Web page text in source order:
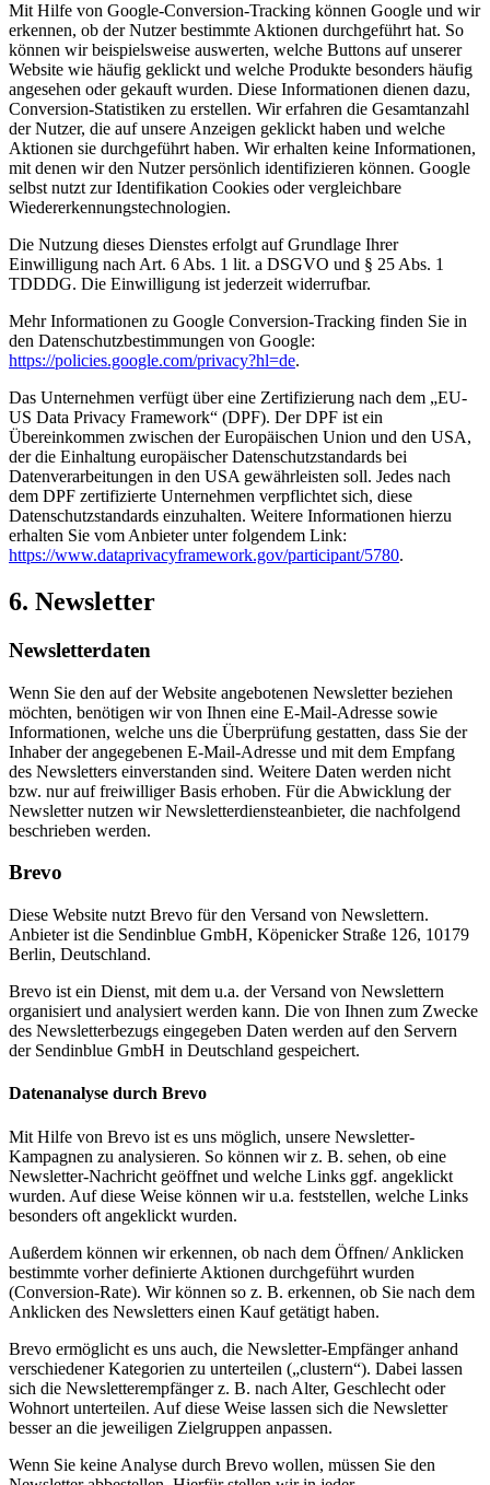
Mit Hilfe von Google-Conversion-Tracking können Google und wir
erkennen, ob der Nutzer bestimmte Aktionen durchgeführt hat. So
können wir beispielsweise auswerten, welche Buttons auf unserer
Website wie häufig geklickt und welche Produkte besonders häufig
angesehen oder gekauft wurden. Diese Informationen dienen dazu,
Conversion-Statistiken zu erstellen. Wir erfahren die Gesamtanzahl
der Nutzer, die auf unsere Anzeigen geklickt haben und welche
Aktionen sie durchgeführt haben. Wir erhalten keine Informationen,
mit denen wir den Nutzer persönlich identifizieren können. Google
selbst nutzt zur Identifikation Cookies oder vergleichbare
Wiedererkennungstechnologien.
Die Nutzung dieses Dienstes erfolgt auf Grundlage Ihrer
Einwilligung nach Art. 6 Abs. 1 lit. a DSGVO und § 25 Abs. 1
TDDDG. Die Einwilligung ist jederzeit widerrufbar.
Mehr Informationen zu Google Conversion-Tracking finden Sie in
den Datenschutzbestimmungen von Google:
https://policies.google.com/privacy?hl=de.
Das Unternehmen verfügt über eine Zertifizierung nach dem „EU-
US Data Privacy Framework“ (DPF). Der DPF ist ein
Übereinkommen zwischen der Europäischen Union und den USA,
der die Einhaltung europäischer Datenschutzstandards bei
Datenverarbeitungen in den USA gewährleisten soll. Jedes nach
dem DPF zertifizierte Unternehmen verpflichtet sich, diese
Datenschutzstandards einzuhalten. Weitere Informationen hierzu
erhalten Sie vom Anbieter unter folgendem Link:
https://www.dataprivacyframework.gov/participant/5780.
6. Newsletter
Newsletter­daten
Wenn Sie den auf der Website angebotenen Newsletter beziehen
möchten, benötigen wir von Ihnen eine E-Mail-Adresse sowie
Informationen, welche uns die Überprüfung gestatten, dass Sie der
Inhaber der angegebenen E-Mail-Adresse und mit dem Empfang
des Newsletters einverstanden sind. Weitere Daten werden nicht
bzw. nur auf freiwilliger Basis erhoben. Für die Abwicklung der
Newsletter nutzen wir Newsletterdiensteanbieter, die nachfolgend
beschrieben werden.
Brevo
Diese Website nutzt Brevo für den Versand von Newslettern.
Anbieter ist die Sendinblue GmbH, Köpenicker Straße 126, 10179
Berlin, Deutschland.
Brevo ist ein Dienst, mit dem u.a. der Versand von Newslettern
organisiert und analysiert werden kann. Die von Ihnen zum Zwecke
des Newsletterbezugs eingegeben Daten werden auf den Servern
der Sendinblue GmbH in Deutschland gespeichert.
Datenanalyse durch Brevo
Mit Hilfe von Brevo ist es uns möglich, unsere Newsletter-
Kampagnen zu analysieren. So können wir z. B. sehen, ob eine
Newsletter-Nachricht geöffnet und welche Links ggf. angeklickt
wurden. Auf diese Weise können wir u.a. feststellen, welche Links
besonders oft angeklickt wurden.
Außerdem können wir erkennen, ob nach dem Öffnen/ Anklicken
bestimmte vorher definierte Aktionen durchgeführt wurden
(Conversion-Rate). Wir können so z. B. erkennen, ob Sie nach dem
Anklicken des Newsletters einen Kauf getätigt haben.
Brevo ermöglicht es uns auch, die Newsletter-Empfänger anhand
verschiedener Kategorien zu unterteilen („clustern“). Dabei lassen
sich die Newsletterempfänger z. B. nach Alter, Geschlecht oder
Wohnort unterteilen. Auf diese Weise lassen sich die Newsletter
besser an die jeweiligen Zielgruppen anpassen.
Wenn Sie keine Analyse durch Brevo wollen, müssen Sie den